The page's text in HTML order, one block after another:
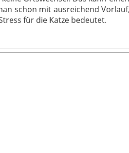
schon mit ausreichend
für die Katze bedeutet.